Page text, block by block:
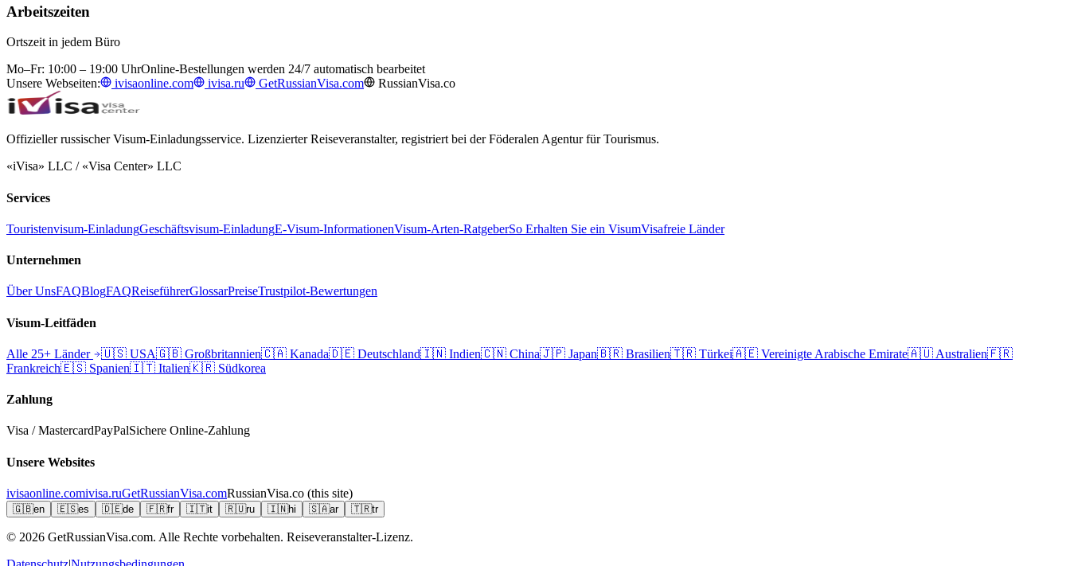
Arbeitszeiten
Ortszeit in jedem Büro
Mo–Fr: 10:00 – 19:00 UhrOnline-Bestellungen werden 24/7 automatisch bearbeitet
Unsere Webseiten:
ivisaonline.com ivisa.ru GetRussianVisa.com RussianVisa.co
Offizieller russischer Visum-Einladungsservice. Lizenzierter Reiseveranstalter, registriert bei der Föderalen Agentur für Tourismus.
«iVisa» LLC / «Visa Center» LLC
Services
Touristenvisum-EinladungGeschäftsvisum-EinladungE-Visum-InformationenVisum-Arten-RatgeberSo Erhalten Sie ein VisumVisafreie Länder
Unternehmen
Über UnsFAQBlogFAQReiseführerGlossarPreiseTrustpilot-Bewertungen
Visum-Leitfäden
Alle 25+ Länder 🇺🇸 USA🇬🇧 Großbritannien🇨🇦 Kanada🇩🇪 Deutschland🇮🇳 Indien🇨🇳 China🇯🇵 Japan🇧🇷 Brasilien🇹🇷 Türkei🇦🇪 Vereinigte Arabische Emirate🇦🇺 Australien🇫🇷
Frankreich🇪🇸 Spanien🇮🇹 Italien🇰🇷 Südkorea
Zahlung
Visa / MastercardPayPalSichere Online-Zahlung
Unsere Websites
ivisaonline.comivisa.ruGetRussianVisa.comRussianVisa.co (this site)
🇬🇧en 🇪🇸es 🇩🇪de 🇫🇷fr 🇮🇹it 🇷🇺ru 🇮🇳hi 🇸🇦ar 🇹🇷tr
© 2026 GetRussianVisa.com. Alle Rechte vorbehalten. Reiseveranstalter-Lizenz.